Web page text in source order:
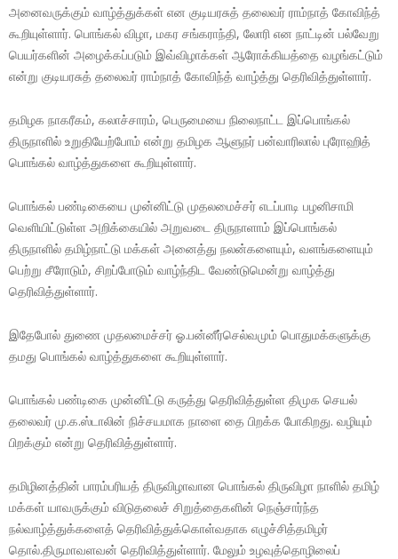
அனைவருக்கும் வாழ்த்துக்கள் என குடியரசுத் தலைவர் ராம்நாத் கோவிந்த்
கூறியுள்ளார். பொங்கல் விழா, மகர சங்கராந்தி, லோரி என நாட்டின் பல்வேறு
பெயர்களின் அழைக்கப்படும் இவ்விழாக்கள் ஆரோக்கியத்தை வழங்கட்டும்
என்று குடியரசுத் தலைவர் ராம்நாத் கோவிந்த் வாழ்த்து தெரிவித்துள்ளார்.
தமிழக நாகரீகம், கலாச்சாரம், பெருமையை நிலைநாட்ட இப்பொங்கல்
திருநாளில் உறுதியேற்போம் என்று தமிழக ஆளுநர் பன்வாரிலால் புரோஹித்
பொங்கல் வாழ்த்துகளை கூறியுள்ளார்.
பொங்கல் பண்டிகையை முன்னிட்டு முதலமைச்சர் எடப்பாடி பழனிசாமி
வெளியிட்டுள்ள அறிக்கையில் அறுவடை திருநாளாம் இப்பொங்கல்
திருநாளில் தமிழ்நாட்டு மக்கள் அனைத்து நலன்களையும், வளங்களையும்
பெற்று சீரோடும், சிறப்போடும் வாழ்ந்திட வேண்டுமென்று வாழ்த்து
தெரிவித்துள்ளார்.
இதேபோல் துணை முதலமைச்சர் ஓ.பன்னீர்செல்வமும் பொதுமக்களுக்கு
தமது பொங்கல் வாழ்த்துகளை கூறியுள்ளார்.
பொங்கல் பண்டிகை முன்னிட்டு கருத்து தெரிவித்துள்ள திமுக செயல்
தலைவர் மு.க.ஸ்டாலின் நிச்சயமாக நாளை தை பிறக்க போகிறது. வழியும்
பிறக்கும் என்று தெரிவித்துள்ளார்.
தமிழினத்தின் பாரம்பரியத் திருவிழாவான பொங்கல் திருவிழா நாளில் தமிழ்
மக்கள் யாவருக்கும் விடுதலைச் சிறுத்தைகளின் நெஞ்சார்ந்த
நல்வாழ்த்துக்களைத் தெரிவித்துக்கொள்வதாக எழுச்சித்தமிழர்
தொல்.திருமாவளவன் தெரிவித்துள்ளார். மேலும் உழவுத்தொழிலைப்